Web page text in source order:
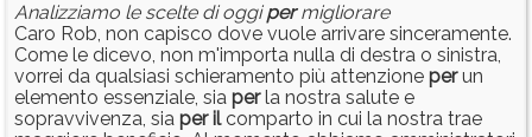
Analizziamo le scelte di oggipermigliorare
Caro Rob, non capisco dove vuole arrivare sinceramente.
Come le dicevo, non m'importa nulla di destra o sinistra,
vorrei da qualsiasi schieramento più attenzione perun
elemento essenziale, sia perla nostra salute e
sopravvivenza, sia per ilcomparto in cui la nostra trae